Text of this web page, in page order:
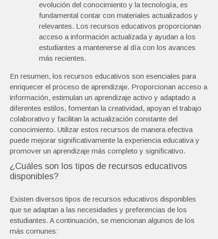
evolución del conocimiento y la tecnología, es
fundamental contar con materiales actualizados y
relevantes. Los recursos educativos proporcionan
acceso a información actualizada y ayudan a los
estudiantes a mantenerse al día con los avances
más recientes.
En resumen, los recursos educativos son esenciales para
enriquecer el proceso de aprendizaje. Proporcionan acceso a
información, estimulan un aprendizaje activo y adaptado a
diferentes estilos, fomentan la creatividad, apoyan el trabajo
colaborativo y facilitan la actualización constante del
conocimiento. Utilizar estos recursos de manera efectiva
puede mejorar significativamente la experiencia educativa y
promover un aprendizaje más completo y significativo.
¿Cuáles son los tipos de recursos educativos
disponibles?
Existen diversos tipos de recursos educativos disponibles
que se adaptan a las necesidades y preferencias de los
estudiantes. A continuación, se mencionan algunos de los
más comunes: